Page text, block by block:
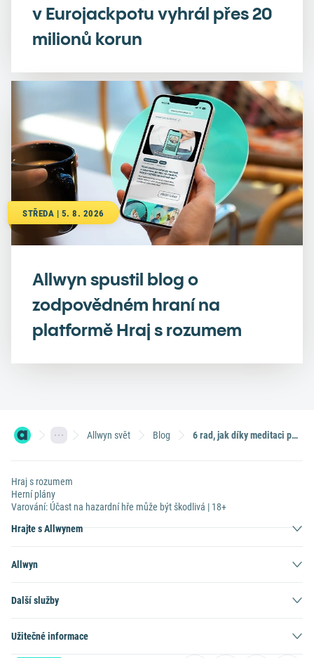
v Eurojackpotu vyhrál přes 20
milionů korun
STŘEDA | 5. 8. 2026
Allwyn spustil blog o
zodpovědném hraní na
platformě Hraj s rozumem
Allwyn svět Blog 6 rad, jak díky meditaci přijít k penězům
Hraj s rozumem
Herní plány
Varování: Účast na hazardní hře může být škodlivá | 18+
Hrajte s Allwynem
Allwyn
Další služby
Užitečné informace